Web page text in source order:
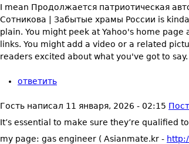
I mean Продолжается патриотическая
Сотникова | Забытые храмы России is kinda
plain. You might peek at Yahoo's home
links. You might add a video or a related
readers excited about what you've got to
ответить
Гость написал 11 января, 2026 - 02:15
It’s essential to make sure they’re qualified
my page: gas engineer ( Asianmate.kr -